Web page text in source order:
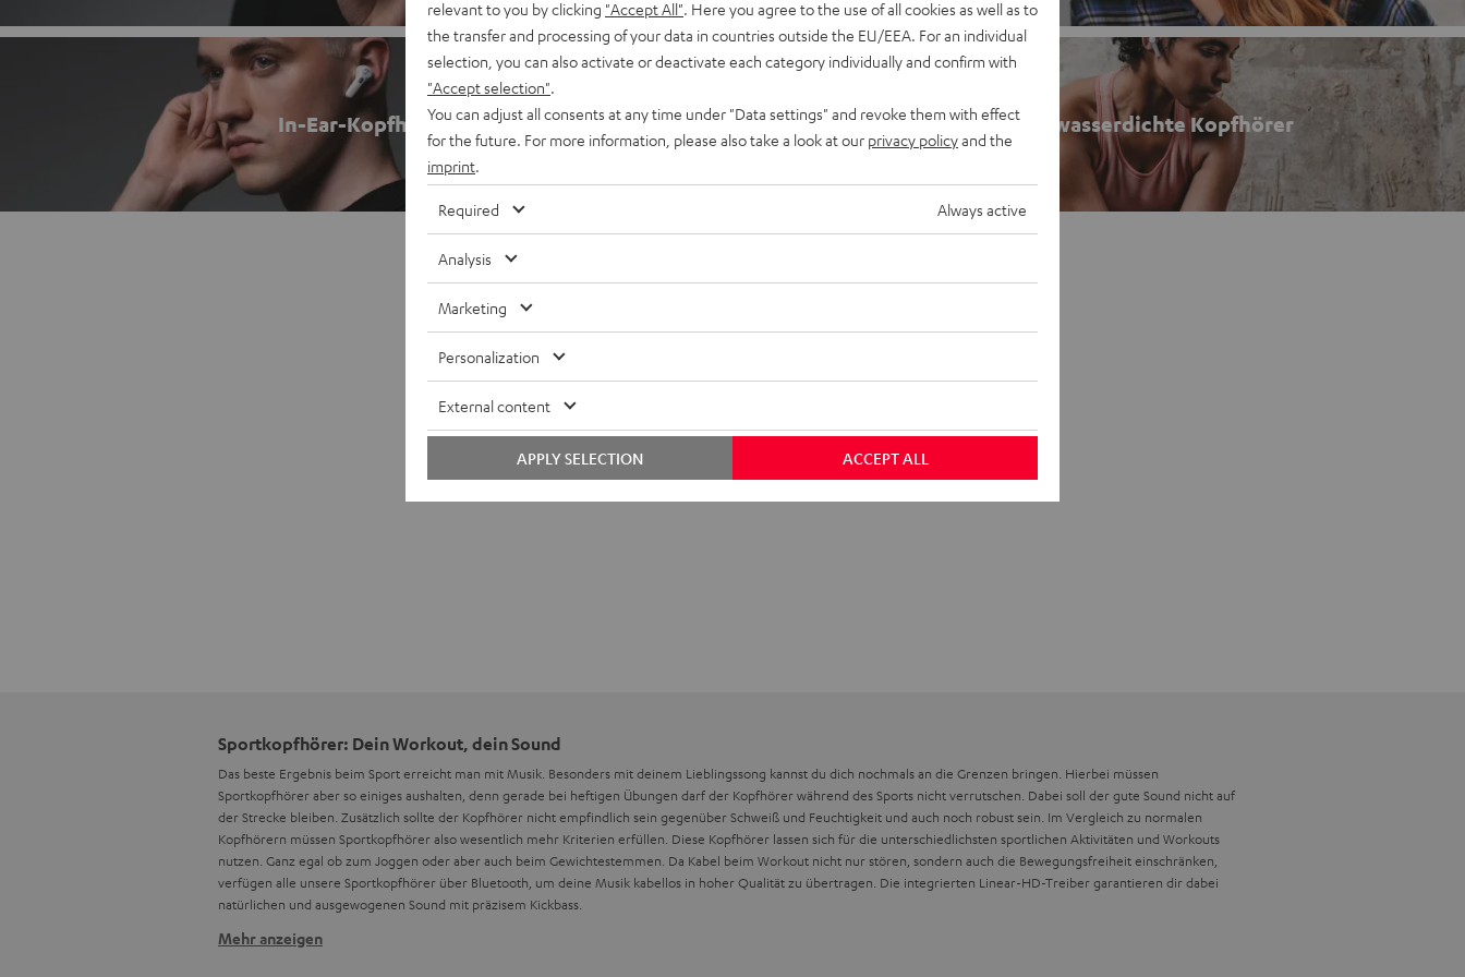
In-Ear-Kopfhörer Wasserfeste & wasserdichte Kopfhörer
Sportkopfhörer: Dein Workout, dein Sound
Das beste Ergebnis beim Sport erreicht man mit Musik. Besonders mit deinem Lieblingssong kannst du dich nochmals an die Grenzen bringen. Hierbei müssen
Sportkopfhörer aber so einiges aushalten, denn gerade bei heftigen Übungen darf der Kopfhörer während des Sports nicht verrutschen. Dabei soll der gute Sound nicht auf
der Strecke bleiben. Zusätzlich sollte der Kopfhörer nicht empfindlich sein gegenüber Schweiß und Feuchtigkeit und auch noch robust sein. Im Vergleich zu normalen
Kopfhörern müssen Sportkopfhörer also wesentlich mehr Kriterien erfüllen. Diese Kopfhörer lassen sich für die unterschiedlichsten sportlichen Aktivitäten und Workouts
nutzen. Ganz egal ob zum Joggen oder aber auch beim Gewichtestemmen. Da Kabel beim Workout nicht nur stören, sondern auch die Bewegungsfreiheit einschränken,
verfügen alle unsere Sportkopfhörer über Bluetooth, um deine Musik kabellos in hoher Qualität zu übertragen. Die integrierten Linear-HD-Treiber garantieren dir dabei
natürlichen und ausgewogenen Sound mit präzisem Kickbass.
Zu den Merkmalen guter Sportkopfhörer gehören:
Mehr anzeigen
relevant to you by clicking "Accept All" . Here you agree to the use of all cookies as well as to
the transfer and processing of your data in countries outside the EU/EEA. For an individual
selection, you can also activate or deactivate each category individually and confirm with
"Accept selection"
You can adjust all consents at any time under "Data settings" and revoke them with effect
for the future. For more information, please also take a look at our privacy policyand the
imprint
Required Always active
Analysis
Marketing
Personalization
External content
ACCEPT ALL
APPLY SELECTION